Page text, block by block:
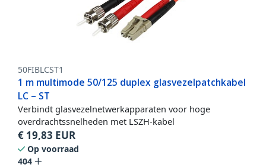
50FIBLCST1
1 m multimode 50/125 duplex glasvezelpatchkabel
LC – ST
Verbindt glasvezelnetwerkapparaten voor hoge
overdrachtssnelheden met LSZH-kabel
€ 19,83 EUR
Op voorraad
404